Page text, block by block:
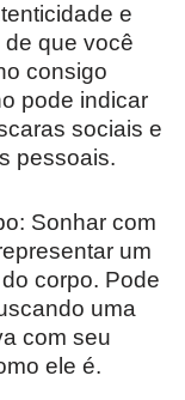
e
que você
consigo
pode indicar
sociais e
pessoais.
Sonhar com
um
corpo. Pode
uma
com seu
ele é.